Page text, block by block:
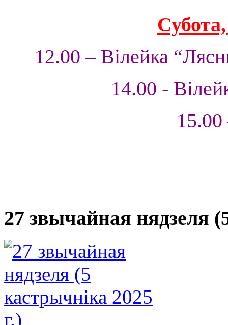
12.00 – Вілейка
14.00 -
27 звычайная нядзеля